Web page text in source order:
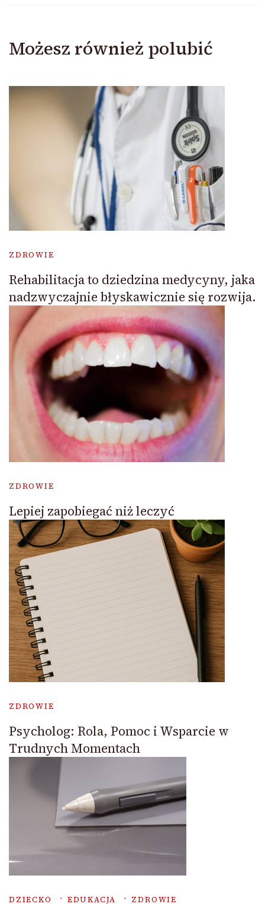
Możesz również polubić
ZDROWIE
Rehabilitacja to dziedzina medycyny, jaka
nadzwyczajnie błyskawicznie się rozwija.
ZDROWIE
Lepiej zapobiegać niż leczyć
ZDROWIE
Psycholog: Rola, Pomoc i Wsparcie w
Trudnych Momentach
DZIECKO EDUKACJA ZDROWIE